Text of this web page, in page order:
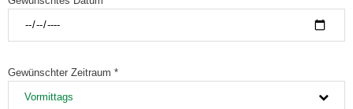
Unser Autohaus
Gewünschter Zeitraum *
Vormittags